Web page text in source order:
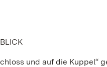
und auf die Kuppel“